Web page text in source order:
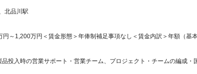
北品川駅
円～1,200万円＜賃金形態＞年俸制補足事項なし＜賃金内訳＞年額（基
投入時の営業サポート・営業チーム、プロジェクト・チームの編成・